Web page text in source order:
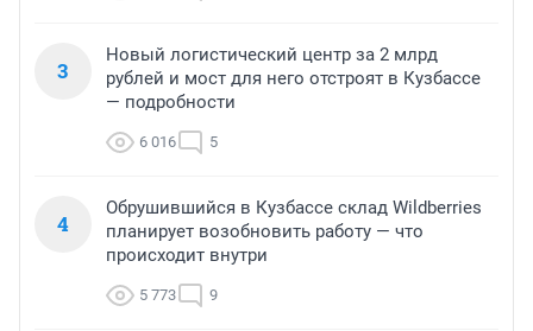
3
Новый логистический центр за 2 млрд
рублей и мост для него отстроят в Кузбассе
— подробности
6 016 5
4
Обрушившийся в Кузбассе склад Wildberries
планирует возобновить работу — что
происходит внутри
5 773 9